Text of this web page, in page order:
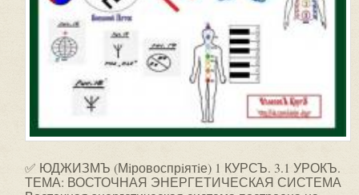
✅ ЮДЖИЗМЪ (Мiровоспрiятiе) 1 КУРСЪ. 3.1 УРОКЪ.
ТЕМА: ВОСТОЧНАЯ ЭНЕРГЕТИЧЕСКАЯ СИСТЕМА